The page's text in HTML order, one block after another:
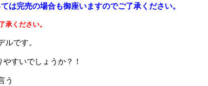
完売の場合も御座いますのでご了承ください。
ください。
ルです。
すいでしょうか？！
う